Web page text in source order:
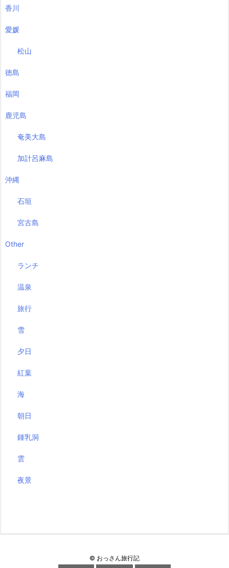
香川
愛媛
松山
徳島
福岡
鹿児島
奄美大島
加計呂麻島
沖縄
石垣
宮古島
Other
ランチ
温泉
旅行
雪
夕日
紅葉
海
朝日
鍾乳洞
雲
夜景
© おっさん旅行記